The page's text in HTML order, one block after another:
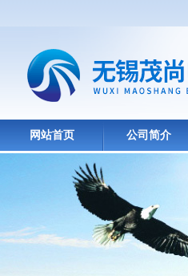
网站首页 公司简介